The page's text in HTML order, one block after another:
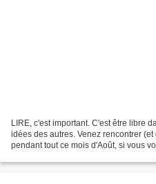
LIRE, c'est important. C'est être libre
idées des autres. Venez rencontrer
pendant tout ce mois d'Août, si vous